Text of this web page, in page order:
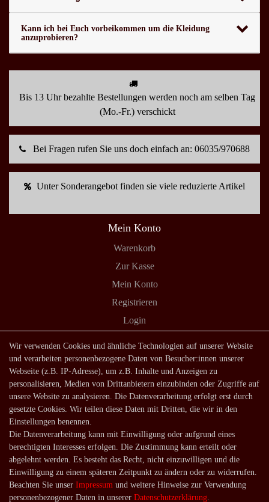
Kann ich bei Euch vorbeikommen um die Kleidung
anzuprobieren?
Bis 13 Uhr bezahlte Bestellungen werden noch am selben Tag
(Mo.-Fr.) verschickt
Bei Fragen rufen Sie uns doch einfach an: 06035/970688
Unter Sonderangebot finden sie viele reduzierte Artikel
Mein Konto
Warenkorb
Zur Kasse
Mein Konto
Registrieren
Login
Shop
Lagerverkauf
Zahlungsarten
Versandarten und -kosten
Service
Kontakt
Häufige Fragen
Über uns
Wir verwenden Cookies und ähnliche Technologien auf unserer Website
und verarbeiten personenbezogene Daten von Besucher:innen unserer
Webseite (z.B. IP-Adresse), um z.B. Inhalte und Anzeigen zu
personalisieren, Medien von Drittanbietern einzubinden oder Zugriffe auf
unsere Website zu analysieren. Die Datenverarbeitung erfolgt erst durch
gesetzte Cookies. Wir teilen diese Daten mit Dritten, die wir in den
Einstellungen benennen.
Die Datenverarbeitung kann mit Einwilligung oder aufgrund eines
berechtigten Interesses erfolgen. Die Zustimmung kann erteilt oder
abgelehnt werden. Es besteht das Recht, nicht einzuwilligen und die
Einwilligung zu einem späteren Zeitpunkt zu ändern oder zu widerrufen.
Beachten Sie unser Impressum und weitere Hinweise zur Verwendung
personenbezogener Daten in unserer Daten­schutz­erklärung.